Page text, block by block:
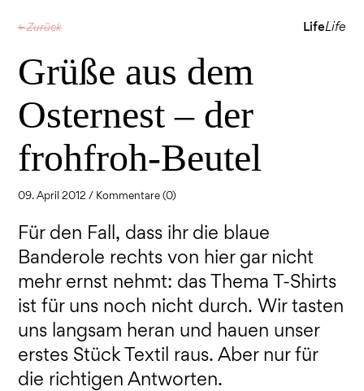
← Zurück LifeLife
Grüße aus dem
Osternest – der
frohfroh-Beutel
09. April 2012 / Kommentare (0)
Für den Fall, dass ihr die blaue
Banderole rechts von hier gar nicht
mehr ernst nehmt: das Thema T-Shirts
ist für uns noch nicht durch. Wir tasten
uns langsam heran und hauen unser
erstes Stück Textil raus. Aber nur für
die richtigen Antworten.